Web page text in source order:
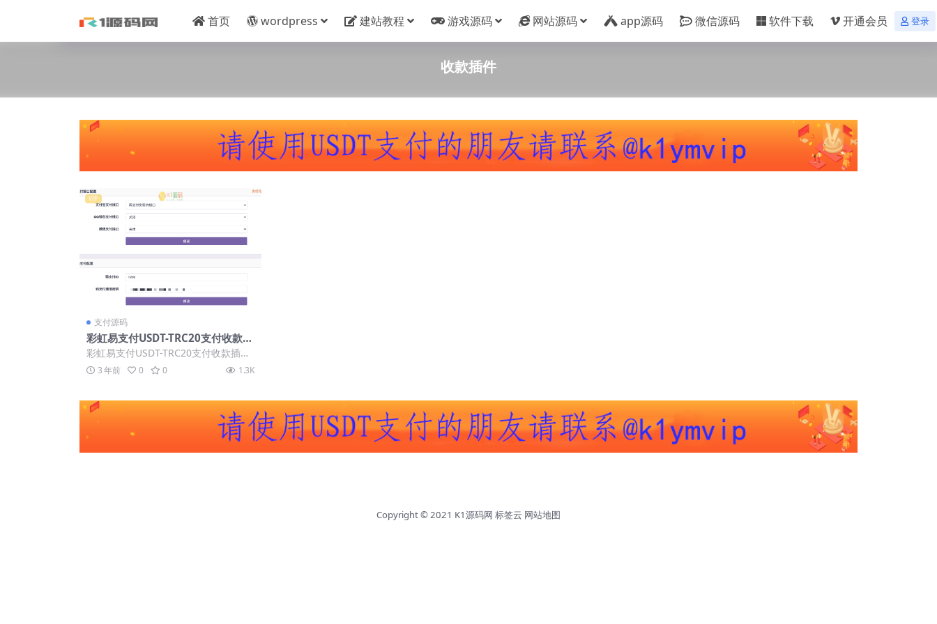
首页 wordpress 建站教程 游戏源码 网站源码 app源码 微信源码 软件下载 开通会员 登录
收款插件
VIP
支付源码
彩虹易支付USDT-TRC20支付收款插
件
彩虹易支付USDT-TRC20支付收款插件
一个适用于彩虹云商城的收款插件，支
持...3 年前 0 0 1.3K
Copyright © 2021 K1源码网 标签云 网站地图